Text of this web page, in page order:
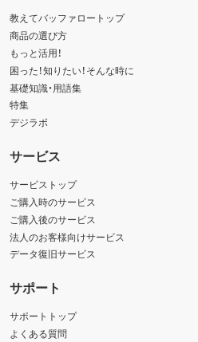
教えてバッファロートップ
商品の選び方
もっと活用！
困った！知りたい！そんな時に
基礎知識・用語集
特集
デジラボ
サービス
サービストップ
ご購入時のサービス
ご購入後のサービス
法人のお客様向けサービス
データ復旧サービス
サポート
サポートトップ
よくある質問